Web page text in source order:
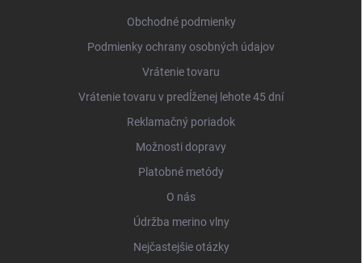
Obchodné podmienky
Podmienky ochrany osobných údajov
Vrátenie tovaru
Vrátenie tovaru v predĺženej lehote 45 dní
Reklamačný poriadok
Možnosti dopravy
Platobné metódy
O nás
Údržba merino vlny
Nejčastejšie otázky